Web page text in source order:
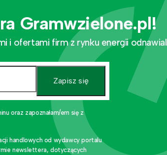
Gramwzielone.pl!
i ofertami firm z rynku energii
Zapisz się
oraz zapoznałam/em się z
handlowych od wydawcy portalu
newslettera, dotyczących